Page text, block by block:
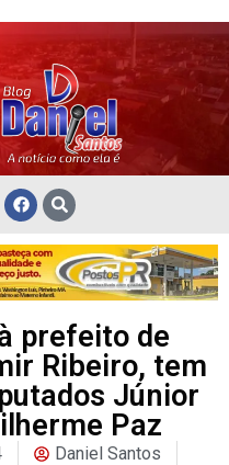
prefeito de
Ribeiro, tem
Júnior
Paz
Daniel Santos